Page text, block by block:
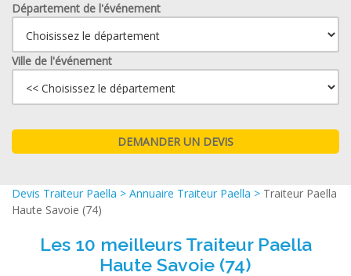
Département de l'événement
Ville de l'événement
Devis Traiteur Paella > Annuaire Traiteur Paella > Traiteur Paella
Haute Savoie (74)
Les 10 meilleurs Traiteur Paella
Haute Savoie (74)